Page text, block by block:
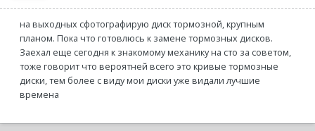
на выходных сфотографирую диск тормозной, крупным
планом. Пока что готовлюсь к замене тормозных дисков.
Заехал еще сегодня к знакомому механику на сто за советом,
тоже говорит что вероятней всего это кривые тормозные
диски, тем более с виду мои диски уже видали лучшие
времена